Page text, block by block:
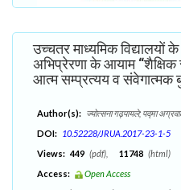
उच्चतर माध्यमिक विद्यालयों के
अभिप्रेरणा के आयाम
आत्म सम्प्रत्यय व संवेगात्मक
Author(s): ज्योत्सना गढ़पायले; पद्मा
DOI: 10.52228/JRUA.2017-23-1-5
Views: 449 (pdf), 11748 (html)
Access:
Open Access